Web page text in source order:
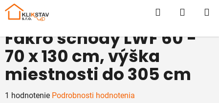
Prejsť
Hľadať
Fakro schody LWF 60 -
70 x 130 cm, výška
miestnosti do 305 cm
Priemerné
1 hodnotenie Podrobnosti hodnotenia